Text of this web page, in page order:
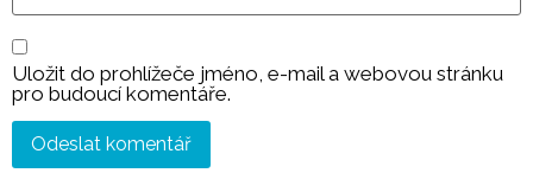
Uložit do prohlížeče jméno, e-mail a webovou stránku
pro budoucí komentáře.